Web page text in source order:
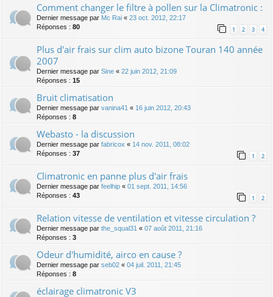
Comment changer le filtre à pollen sur la Climatronic :
Dernier message par Mc Rai « 23 oct. 2012, 22:17
Réponses : 80 1 2 3 4
Plus d'air frais sur clim auto bizone Touran 140 année
2007
Dernier message par Sine « 22 juin 2012, 21:09
Réponses : 15
Bruit climatisation
Dernier message par vanina41 « 16 juin 2012, 20:43
Réponses : 8
Webasto - la discussion
Dernier message par fabricox « 14 nov. 2011, 08:02
Réponses : 37 1 2
Climatronic en panne plus d'air frais
Dernier message par feelhip « 01 sept. 2011, 14:56
Réponses : 43 1 2
Relation vitesse de ventilation et vitesse circulation ?
Dernier message par the_squal31 « 07 août 2011, 21:16
Réponses : 3
Odeur d'humidité, airco en cause ?
Dernier message par seb02 « 04 juil. 2011, 21:45
Réponses : 8
éclairage climatronic V3